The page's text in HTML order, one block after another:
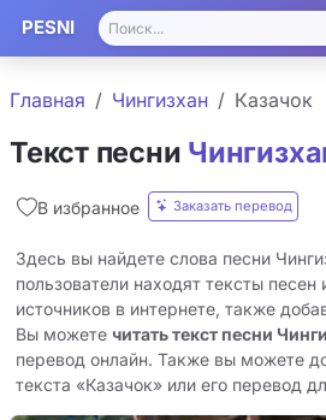
PESNI
Главная Чингизхан Казачок
Текст песни
В избранное Заказать перевод
Здесь вы найдете слова песни
пользователи находят тексты песен
источников в интернете, также
Вы можете читать текст песни
перевод онлайн. Также вы можете
текста «Казачок» или его перевод